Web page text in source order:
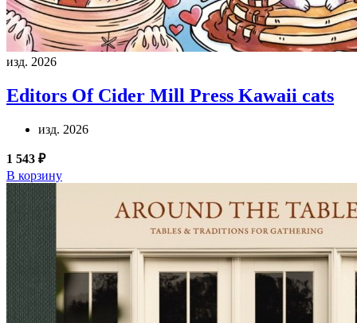
изд. 2026
Editors Of Cider Mill Press Kawaii cats
изд. 2026
1 543 ₽
В корзину